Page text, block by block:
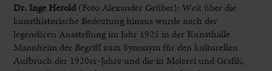
Dr. Inge Herold(Foto Alexander Grüber):Weit über die
kunsthistorische Bedeutung hinaus wurde nach der
legendären Ausstellung im Jahr 1925 in der Kunsthalle
Mannheim der Begriff zum Synonym für den kulturellen
Aufbruch der 1920er-Jahre und die in Malerei und Grafik,